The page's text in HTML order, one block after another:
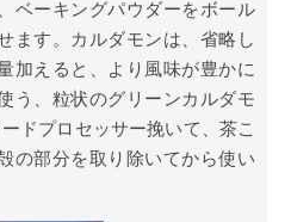
ベーキングパウダーをボール
ます。カルダモンは、省略し
加えると、より風味が豊かに
う、粒状のグリーンカルダモ
ドプロセッサー挽いて、茶こ
の部分を取り除いてから使い